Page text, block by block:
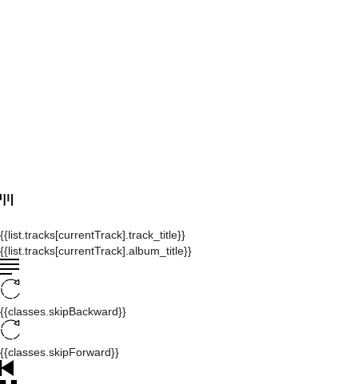
{{list.tracks[currentTrack].track_title}}
{{list.tracks[currentTrack].album_title}}
{{classes.skipBackward}}
{{classes.skipForward}}